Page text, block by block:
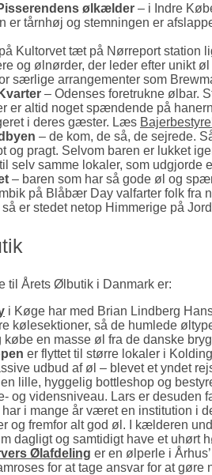
ølkælder – i Indre
er tårnhøj og stemningen er
Kultorvet tæt på Nørreport station
og ølnørder, der leder efter unikt
særlige arrangementer som
– Odenses foretrukne ølbar.
er altid noget spændende på
i deres gæster. Læs
– de kom, de så, de sejrede.
og pragt. Selvom baren er lukket
selv samme lokaler, som udgjorde
– baren som har så gode øl og
på Blåbær Day valfarter folk fra
er stedet netop Himmerige på
til Årets Ølbutik i Danmark er:
i Køge har med Brian Lindberg
kølesektioner, så de humlede
købe en masse øl fra de danske
er flyttet til større lokaler i
udbud af øl – blevet et yndet
lille, hyggelig bottleshop og
og vidensniveau. Lars er desuden
har i mange år været en institution i
og fremfor alt god øl. I kælderen
dagligt og samtidigt have et
Ølafdeling er en ølperle i
for at tage ansvar for at